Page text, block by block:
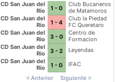
CD San Juan del
Rio
1 - 0
Club Bucaneros
de Matamoros
Garzas Blancas
FC
CD San Juan del
Rio
1 - 4
Club la Piedad
FC Queretaro
CD San Juan del
Rio
3 - 0
Centro de
Formacion
Cajeteros Celaya
CD San Juan del
Rio
3 - 2
Leyendas
CD San Juan del
Rio
1 - 0
IFAC
Anterior
Siguiente